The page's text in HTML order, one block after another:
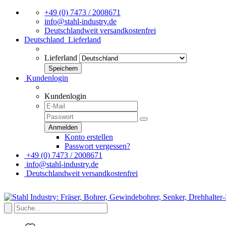
+49 (0) 7473 / 2008671
info@stahl-industry.de
Deutschlandweit versandkostenfrei
Deutschland Lieferland
Lieferland
Kundenlogin
Kundenlogin
Konto erstellen
Passwort vergessen?
+49 (0) 7473 / 2008671
info@stahl-industry.de
Deutschlandweit versandkostenfrei